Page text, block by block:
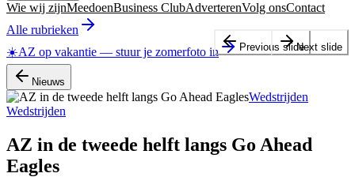
Wie wij zijnMeedoenBusiness ClubAdverterenVolg onsContact
Alle rubrieken
☀️AZ op vakantie — stuur je zomerfoto in
Nieuws
Wedstrijden
Wedstrijden
AZ in de tweede helft langs Go Ahead
Eagles
Previous slideNext slide